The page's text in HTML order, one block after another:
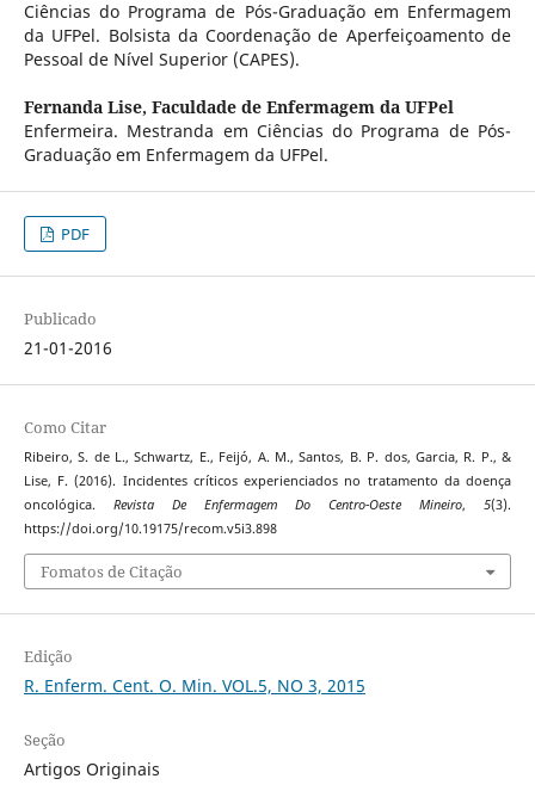
Ciências do Programa de Pós-Graduação em Enfermagem
da UFPel. Bolsista da Coordenação de Aperfeiçoamento de
Pessoal de Nível Superior (CAPES).
Fernanda Lise, Faculdade de Enfermagem da UFPel
Enfermeira. Mestranda em Ciências do Programa de Pós-
Graduação em Enfermagem da UFPel.
PDF
Publicado
21-01-2016
Como Citar
Ribeiro, S. de L., Schwartz, E., Feijó, A. M., Santos, B. P. dos, Garcia, R. P., &
Lise, F. (2016). Incidentes críticos experienciados no tratamento da doença
oncológica. Revista De Enfermagem Do Centro-Oeste Mineiro,5(3).
https://doi.org/10.19175/recom.v5i3.898
Fomatos de Citação
Edição
R. Enferm. Cent. O. Min. VOL.5, NO 3, 2015
Seção
Artigos Originais